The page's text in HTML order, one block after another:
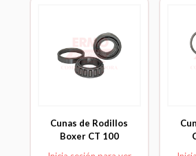
Cunas de Rodillos
Boxer CT 100